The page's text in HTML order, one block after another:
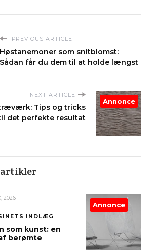
PREVIOUS ARTICLE
Høstanemoner som snitblomst:
Sådan får du dem til at holde længst
NEXT ARTICLE
Tips og tricks
det perfekte resultat
Annonce
2026
INDLÆG
som kunst: en
berømte
Annonce